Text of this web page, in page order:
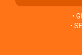
•
•